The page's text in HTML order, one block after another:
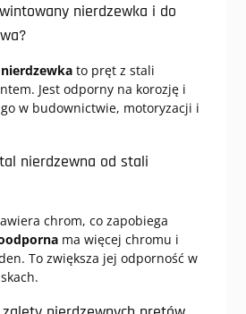
nierdzewka i do
to pręt z stali
Jest odporny na korozję i
w budownictwie, motoryzacji i
nierdzewna od stali
chrom, co zapobiega
ma więcej chromu i
To zwiększa jej odporność w